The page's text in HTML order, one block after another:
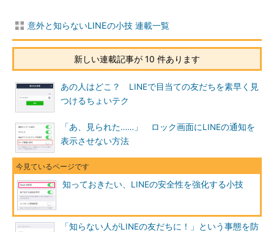
意外と知らないLINEの小技 連載一覧
新しい連載記事が 10 件あります
あの人はどこ？ LINEで目当ての友だちを素早く見
つけるちょいテク
「あ、見られた……」 ロック画面にLINEの通知を
表示させない方法
知っておきたい、LINEの安全性を強化する小技
「知らない人がLINEの友だちに！」という事態を防